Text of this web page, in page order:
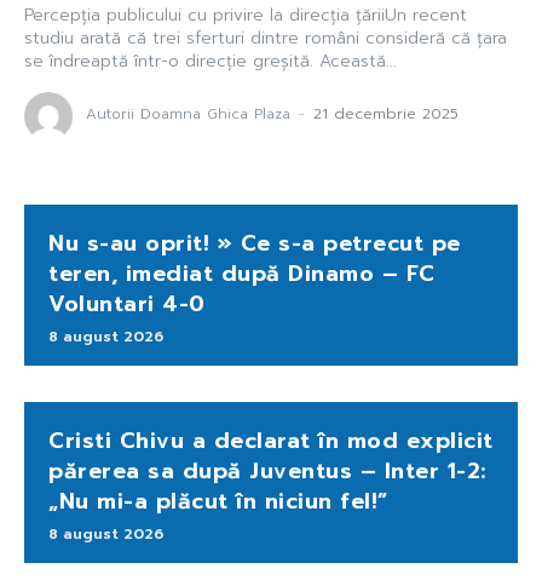
Percepția publicului cu privire la direcția țăriiUn recent
studiu arată că trei sferturi dintre români consideră că țara
se îndreaptă într-o direcție greșită. Această...
Autorii Doamna Ghica Plaza - 21 decembrie 2025
Nu s-au oprit! » Ce s-a petrecut pe
teren, imediat după Dinamo – FC
Voluntari 4-0
8 august 2026
Cristi Chivu a declarat în mod explicit
părerea sa după Juventus – Inter 1-2:
„Nu mi-a plăcut în niciun fel!”
8 august 2026